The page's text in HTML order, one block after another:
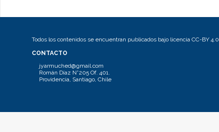
Todos los contenidos se encuentran publicados bajo licencia CC-BY 4.0
CONTACTO
jyarmuched@gmail.com
Román Díaz N°205 Of. 401.
Providencia, Santiago, Chile